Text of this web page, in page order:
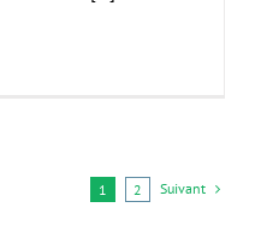
1 2 Suivant